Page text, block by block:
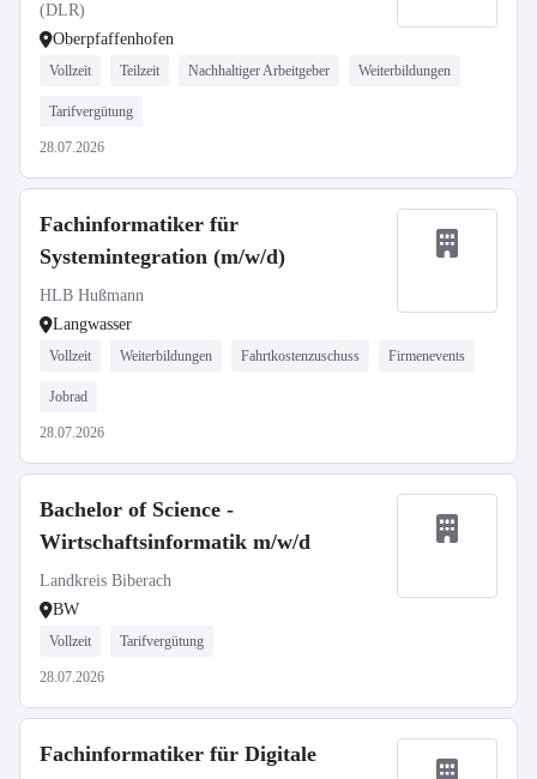
(DLR)
Oberpfaffenhofen
Vollzeit Teilzeit Nachhaltiger Arbeitgeber Weiterbildungen
Tarifvergütung
28.07.2026
Fachinformatiker für
Systemintegration (m/w/d)
HLB Hußmann
Langwasser
Vollzeit Weiterbildungen Fahrtkostenzuschuss Firmenevents
Jobrad
28.07.2026
Bachelor of Science -
Wirtschaftsinformatik m/w/d
Landkreis Biberach
BW
Vollzeit Tarifvergütung
28.07.2026
Fachinformatiker für Digitale